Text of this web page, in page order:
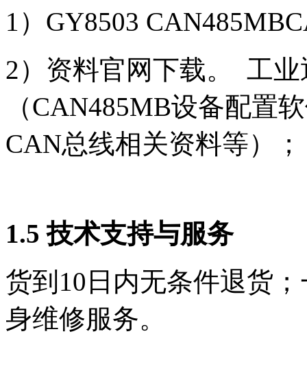
1）GY8503
2）资料官网下载。 工
（CAN485MB设备配置
CAN总线相关资料等）
1.5 技术支持与服务
货到10日内无条件退货
身维修服务。